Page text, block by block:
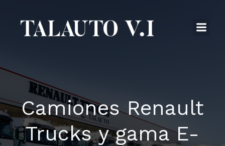
contenido
Camiones Renault
Trucks y gama E-